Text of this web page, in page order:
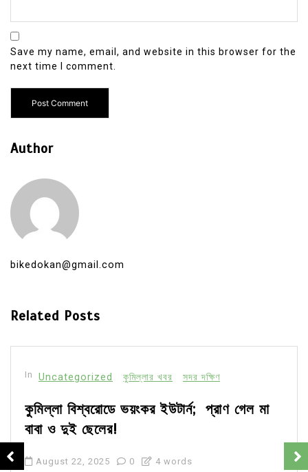
Save my name, email, and website in this browser for the
next time I comment.
Author
bikedokan@gmail.com
Related Posts
In Uncategorized কুমিল্লার খবর সদর দক্ষিণ
কুমিল্লা বিশ্বরোডে ভয়ংকর ইউটার্ন; প্রাণ গেল মা
বাবা ও দুই ছেলের!
August 22, 2025 0 4 words